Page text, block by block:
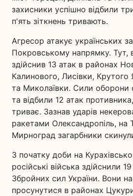
захисники успішно відбили
п'ять зіткнень тривають.
Агресор атакує українських
Покровському напрямку. Тут,
здійснив 13 атак в районах
Калинового, Лисівки, Крутого
та Миколаївки. Сили оборони
та відбили 12 атак
триває. Зазнав ударів
ракетами Олександропіль, на
Мирноград загарбники
З початку доби на
російські війська здійснили
Збройних сил України. Вони
просунутися в районах